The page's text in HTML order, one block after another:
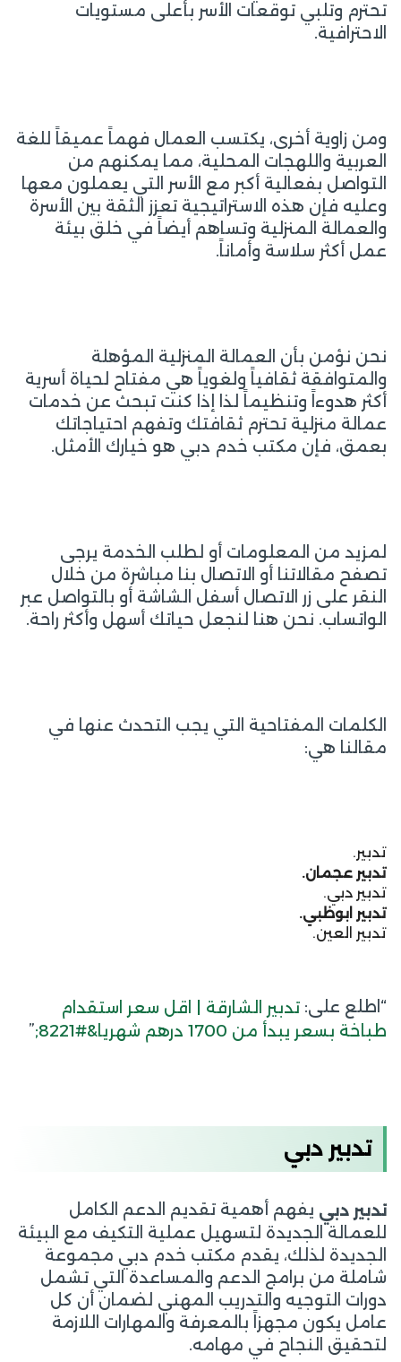
تحترم وتلبي توقعات الأسر بأعلى مستويات
الاحترافية.
ومن زاوية أخرى، يكتسب العمال فهماً عميقاً للغة
العربية واللهجات المحلية، مما يمكنهم من
التواصل بفعالية أكبر مع الأسر التي يعملون معها
وعليه فإن هذه الاستراتيجية تعزز الثقة بين الأسرة
والعمالة المنزلية وتساهم أيضاً في خلق بيئة
عمل أكثر سلاسة وأماناً.
نحن نؤمن بأن العمالة المنزلية المؤهلة
والمتوافقة ثقافياً ولغوياً هي مفتاح لحياة أسرية
أكثر هدوءاً وتنظيماً لذا إذا كنت تبحث عن خدمات
عمالة منزلية تحترم ثقافتك وتفهم احتياجاتك
بعمق، فإن مكتب خدم دبي هو خيارك الأمثل.
لمزيد من المعلومات أو لطلب الخدمة يرجى
تصفح مقالاتنا أو الاتصال بنا مباشرة من خلال
النقر على زر الاتصال أسفل الشاشة أو بالتواصل عبر
الواتساب. نحن هنا لنجعل حياتك أسهل وأكثر راحة.
الكلمات المفتاحية التي يجب التحدث عنها في
مقالنا هي:
تدبير.
تدبير عجمان.
تدبير دبي.
تدبير ابوظبي.
تدبير العين.
“اطلع على: تدبير الشارقة | اقل سعر استقدام
طباخة بسعر يبدأ من 1700 درهم شهريا&#8221;
”
تدبير دبي
تدبير دبي يفهم أهمية تقديم الدعم الكامل
للعمالة الجديدة لتسهيل عملية التكيف مع البيئة
الجديدة لذلك، يقدم مكتب خدم دبي مجموعة
شاملة من برامج الدعم والمساعدة التي تشمل
دورات التوجيه والتدريب المهني لضمان أن كل
عامل يكون مجهزاً بالمعرفة والمهارات اللازمة
لتحقيق النجاح في مهامه.